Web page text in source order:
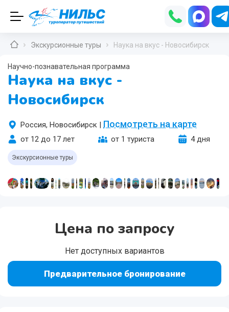
Экскурсионные туры Наука на вкус - Новосибирск
Научно-познавательная программа
Наука на вкус -
Новосибирск
Россия, Новосибирск | Посмотреть на карте
от 12 до 17 лет от 1 туриста 4 дня
Экскурсионные туры
Цена по запросу
Нет доступных вариантов
Предварительное бронирование